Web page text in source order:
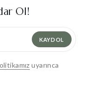
Ol!
KAYDOL
uyarınca